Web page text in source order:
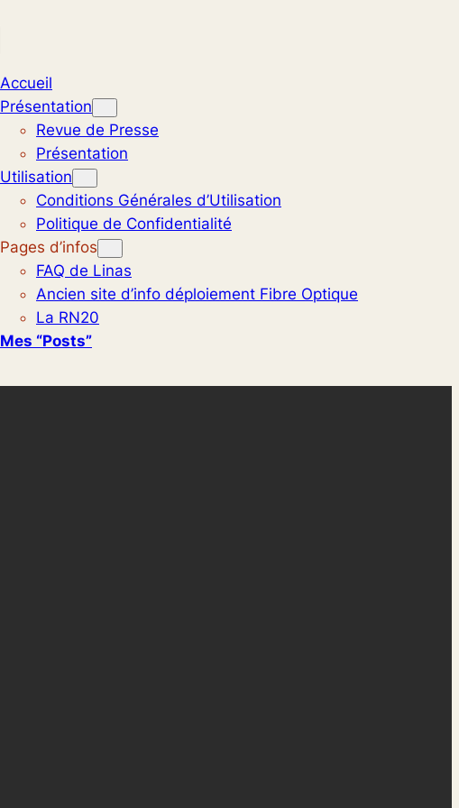
Accueil
Présentation
Revue de Presse
Présentation
Utilisation
Conditions Générales d’Utilisation
Politique de Confidentialité
Pages d’infos
FAQ de Linas
Ancien site d’info déploiement Fibre Optique
La RN20
Mes “posts”